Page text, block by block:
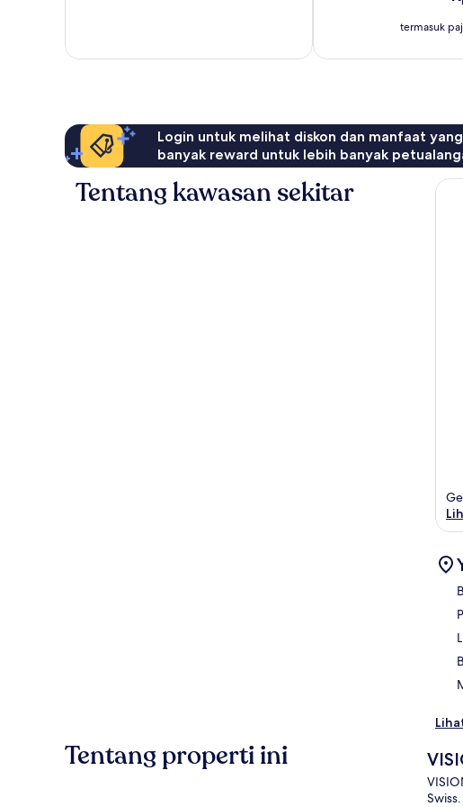
ulasan
termasuk
Login untuk melihat diskon dan manfaat
banyak reward untuk lebih banyak
Tentang kawasan sekitar
Tentang properti ini